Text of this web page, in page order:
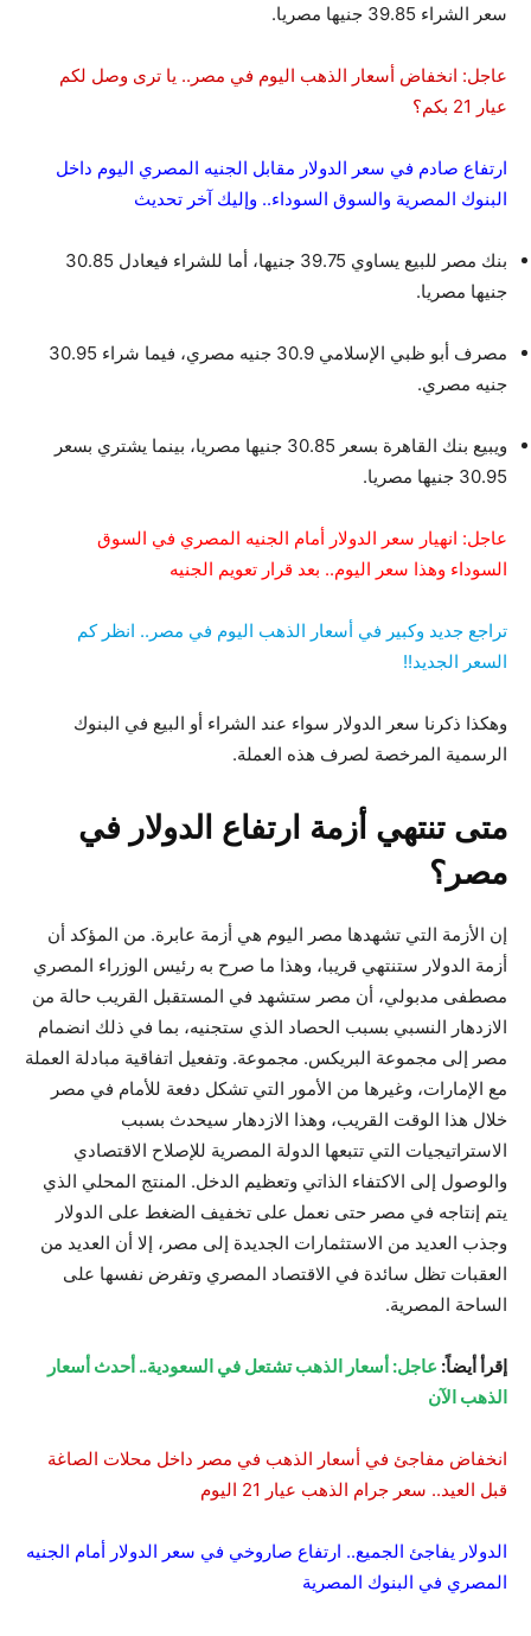
سعر الشراء 39.85 جنيها مصريا.
عاجل: انخفاض أسعار الذهب اليوم في مصر.. يا ترى وصل لكم
عيار 21 بكم؟
ارتفاع صادم في سعر الدولار مقابل الجنيه المصري اليوم داخل
البنوك المصرية والسوق السوداء.. وإليك آخر تحديث
بنك مصر للبيع يساوي 39.75 جنيها، أما للشراء فيعادل 30.85
جنيها مصريا.
مصرف أبو ظبي الإسلامي 30.9 جنيه مصري، فيما شراء 30.95
جنيه مصري.
ويبيع بنك القاهرة بسعر 30.85 جنيها مصريا، بينما يشتري بسعر
30.95 جنيها مصريا.
عاجل: انهيار سعر الدولار أمام الجنيه المصري في السوق
السوداء وهذا سعر اليوم.. بعد قرار تعويم الجنيه
تراجع جديد وكبير في أسعار الذهب اليوم في مصر.. انظر كم
السعر الجديد!!
وهكذا ذكرنا سعر الدولار سواء عند الشراء أو البيع في البنوك
الرسمية المرخصة لصرف هذه العملة.
متى تنتهي أزمة ارتفاع الدولار في
مصر؟
إن الأزمة التي تشهدها مصر اليوم هي أزمة عابرة. من المؤكد أن
أزمة الدولار ستنتهي قريبا، وهذا ما صرح به رئيس الوزراء المصري
مصطفى مدبولي، أن مصر ستشهد في المستقبل القريب حالة من
الازدهار النسبي بسبب الحصاد الذي ستجنيه، بما في ذلك انضمام
مصر إلى مجموعة البريكس. مجموعة. وتفعيل اتفاقية مبادلة العملة
مع الإمارات، وغيرها من الأمور التي تشكل دفعة للأمام في مصر
خلال هذا الوقت القريب، وهذا الازدهار سيحدث بسبب
الاستراتيجيات التي تتبعها الدولة المصرية للإصلاح الاقتصادي
والوصول إلى الاكتفاء الذاتي وتعظيم الدخل. المنتج المحلي الذي
يتم إنتاجه في مصر حتى نعمل على تخفيف الضغط على الدولار
وجذب العديد من الاستثمارات الجديدة إلى مصر، إلا أن العديد من
العقبات تظل سائدة في الاقتصاد المصري وتفرض نفسها على
الساحة المصرية.
إقرأ أيضاً: عاجل: أسعار الذهب تشتعل في السعودية.. أحدث أسعار
الذهب الآن
انخفاض مفاجئ في أسعار الذهب في مصر داخل محلات الصاغة
قبل العيد.. سعر جرام الذهب عيار 21 اليوم
الدولار يفاجئ الجميع.. ارتفاع صاروخي في سعر الدولار أمام الجنيه
المصري في البنوك المصرية